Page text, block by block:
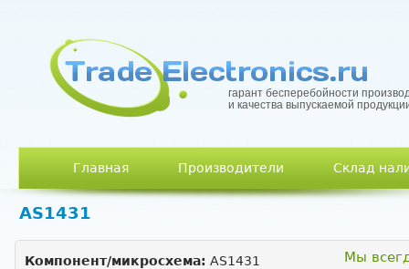
гарант бесперебойности
и качества выпускаемой
Главная Производители Склад
AS1431
Компонент/микросхема: AS1431
Мы